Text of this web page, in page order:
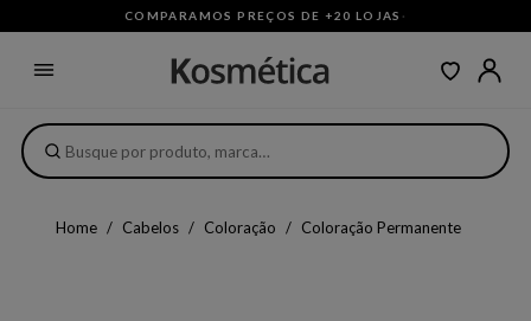
COMPARAMOS PREÇOS DE +20 LOJAS ·
Home Cabelos Coloração Coloração Permanente